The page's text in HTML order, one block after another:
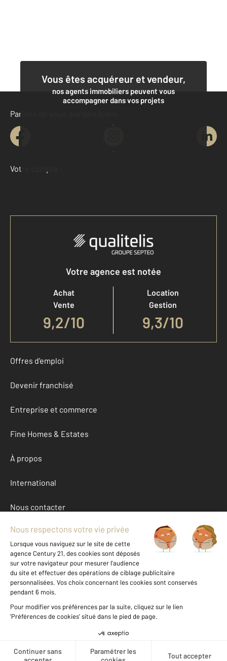
Vous êtes acquéreur et vendeur,
nos agents immobiliers peuvent vous
accompagner dans vos projets
Contacter l'agence
Demander une estimation
Parlons de vous, parlons biens
Votre compte :
Accéder à mon compte
Votre agence est notée
Achat
Vente
9,2/10
Location
Gestion
9,3/10
Offres d'emploi
Devenir franchisé
Entreprise et commerce
Fine Homes & Estates
À propos
International
Nous contacter
Mentions légales & CGU et Barèmes d'honoraires
Données personnelles
Gestionnaire des cookies